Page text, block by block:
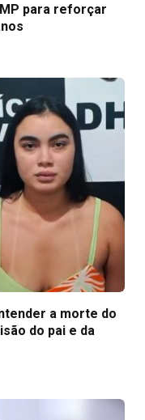
para reforçar
a morte do
do pai e da